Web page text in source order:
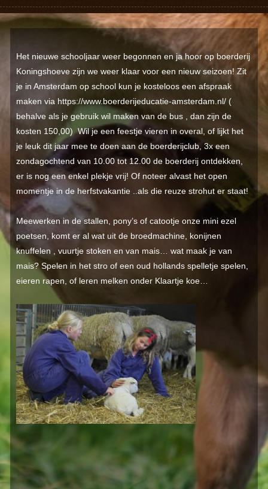
Het nieuwe schooljaar weer begonnen en ja hoor op boerderij
Koningshoeve zijn we weer klaar voor een nieuw seizoen! Zit
je in Amsterdam op school kun je kosteloos een afspraak
maken via https://www.boerderijeducatie-amsterdam.nl/ (
behalve als je gebruik wil maken van de bus , dan zijn de
kosten 150,00) Wil je een feestje vieren in overal, of lijkt het
je leuk dit jaar mee te doen aan de boerderijclub, 3x een
zondagochtend van 10.00 tot 12.00 de boerderij ontdekken,
er is nog een enkel plekje vrij! Of noteer alvast het open
momentje in de herfstvakantie ..als die reuze strohut er staat!
Meewerken in de stallen, pony’s of catootje onze mini ezel
poetsen, komt er al wat uit de broedmachine, konijnen
knuffelen , vuurtje stoken en van mais… wat maak je van
mais? Spelen in het stro of een oud hollands spelletje spelen,
eieren rapen, of leren melken onder Klaartje koe…